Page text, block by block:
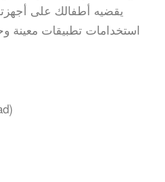
يقضيه أطفالك على
استخدامات تطبيقات معينة